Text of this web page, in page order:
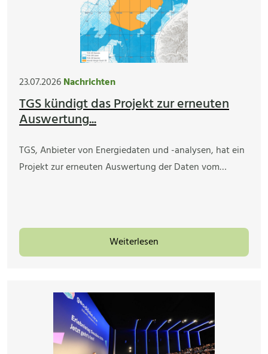
23.07.2026Nachrichten
TGS kündigt das Projekt zur erneuten
Auswertung...
TGS, Anbieter von Energiedaten und -analysen, hat ein
Projekt zur erneuten Auswertung der Daten vom…
Weiterlesen